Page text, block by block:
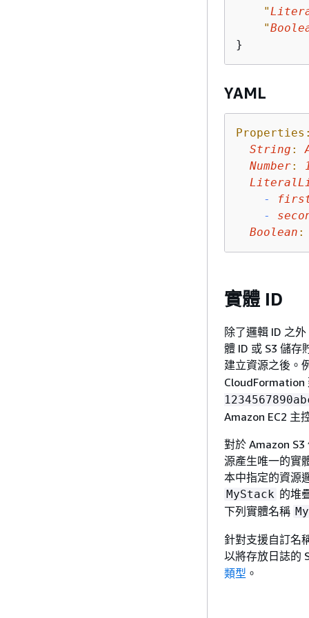
"
"
}
YAML
String :
Number:
-
-
Boolean :
實體 ID
除了邏輯 ID 之
體 ID 或 S3 儲存
建立資源之後。
CloudFormation
Amazon EC2 主
對於 Amazon
源產生唯一的實
本中指定的資源
MyStack 的堆
下列實體名稱
針對支援自訂名
以將存放日誌的
類型 。